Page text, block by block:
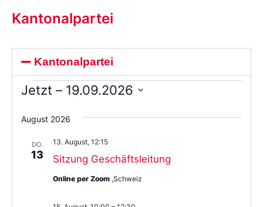
Kantonalpartei
Kantonalpartei
Jetzt – 19.09.2026
Sie
das
aus.
August 2026
DO.
13 Sitzung Geschäftsleitung
13. August, 12:15
Online per Zoom ,Schweiz